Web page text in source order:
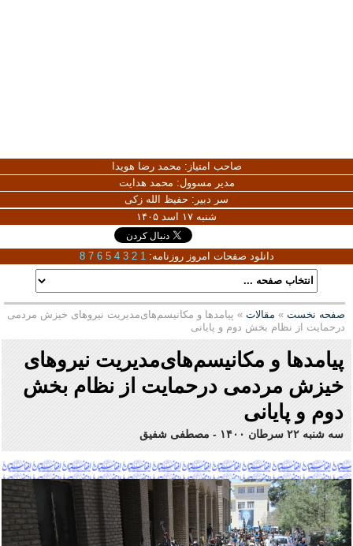
صاحب امتیاز: محمد رضا هویدا
مدیر مسوول: محمد هدایت
سر دبیر: حفیظ الله زکی
شنبه ۱۷ اسد ۱۴۰۵
دانلود صفحات امروز روزنامه: 1
2
3
4
5
6
7
8
صفحه نخست » مقالات » پیامدها و مکانیسم‌های‌مدیریت نیروهای خیزش مردمی
درحمایت از نظام بخش دوم و پایانی
پیامدها و مکانیسم‌های‌مدیریت نیروهای
خیزش مردمی درحمایت از نظام بخش
دوم و پایانی
سه شنبه ۲۲ سرطان ۱۴۰۰ - مصطفی شفیق